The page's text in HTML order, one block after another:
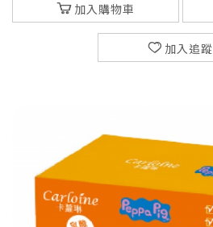
加入購物車
加入追蹤